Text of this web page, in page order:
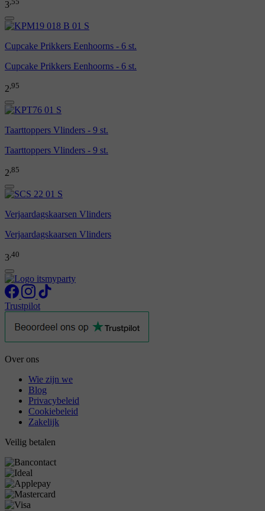
3
Cupcake Prikkers Eenhoorns - 6 st.
Cupcake Prikkers Eenhoorns - 6 st.
2 ,95
Taarttoppers Vlinders - 9 st.
Taarttoppers Vlinders - 9 st.
2 ,85
Verjaardagskaarsen Vlinders
Verjaardagskaarsen Vlinders
3 ,40
Trustpilot
Over ons
Wie zijn we
Blog
Privacybeleid
Cookiebeleid
Zakelijk
Veilig betalen